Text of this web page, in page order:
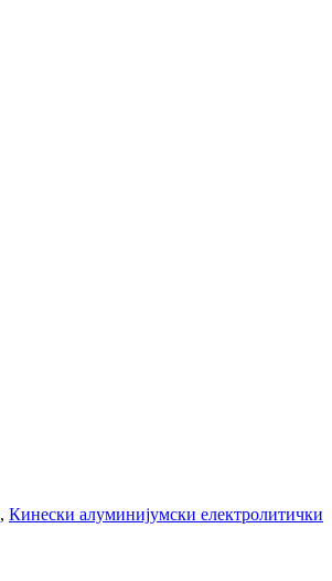
, Кинески алуминијумски електролитички